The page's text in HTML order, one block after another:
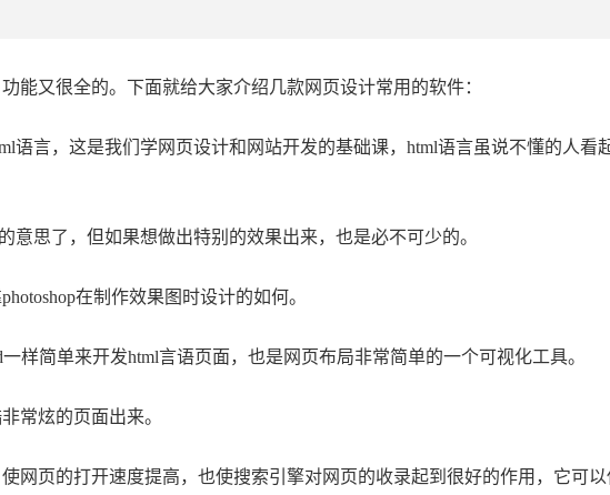
能又很全的。下面就给大家介绍几款网页设计常用的软件：
语言，这是我们学网页设计和网站开发的基础课，html语言虽说不懂的人看
意思了，但如果想做出特别的效果出来，也是必不可少的。
在制作效果图时设计的如何。
样简单来开发html言语页面，也是网页布局非常简单的一个可视化工具。
常炫的页面出来。
网页的打开速度提高，也使搜索引擎对网页的收录起到很好的作用，它可